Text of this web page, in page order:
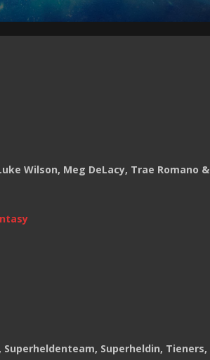
Wilson, Meg DeLacy, Trae Romano &
Superheldenteam, Superheldin, Tieners,